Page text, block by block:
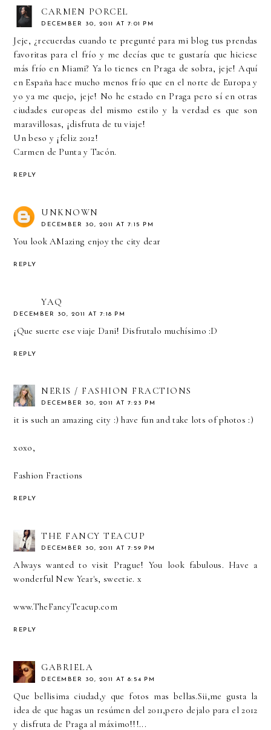
CARMEN PORCEL
DECEMBER 30, 2011 AT 7:01 PM
Jeje, ¿recuerdas cuando te pregunté para mi blog tus prendas
favoritas para el frío y me decías que te gustaría que hiciese
más frío en Miami? Ya lo tienes en Praga de sobra, jeje! Aquí
en España hace mucho menos frío que en el norte de Europa y
yo ya me quejo, jeje! No he estado en Praga pero sí en otras
ciudades europeas del mismo estilo y la verdad es que son
maravillosas, ¡disfruta de tu viaje!
Un beso y ¡feliz 2012!
Carmen de Punta y Tacón.
REPLY
UNKNOWN
DECEMBER 30, 2011 AT 7:15 PM
You look AMazing enjoy the city dear
REPLY
YAQ
DECEMBER 30, 2011 AT 7:18 PM
¡Que suerte ese viaje Dani! Disfrutalo muchísimo :D
REPLY
NERIS / FASHION FRACTIONS
DECEMBER 30, 2011 AT 7:23 PM
it is such an amazing city :) have fun and take lots of photos :)
xoxo,
Fashion Fractions
REPLY
THE FANCY TEACUP
DECEMBER 30, 2011 AT 7:59 PM
Always wanted to visit Prague! You look fabulous. Have a
wonderful New Year's, sweetie. x
www.TheFancyTeacup.com
REPLY
GABRIELA
DECEMBER 30, 2011 AT 8:54 PM
Que bellisima ciudad,y que fotos mas bellas.Sii,me gusta la
idea de que hagas un resúmen del 2011,pero dejalo para el 2012
y disfruta de Praga al máximo!!!...